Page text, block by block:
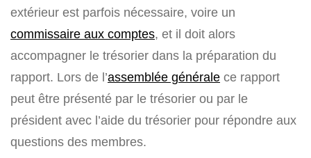
extérieur est parfois nécessaire, voire un
commissaire aux comptes, et il doit alors
accompagner le trésorier dans la préparation du
rapport. Lors de l’assemblée générale ce rapport
peut être présenté par le trésorier ou par le
président avec l’aide du trésorier pour répondre aux
questions des membres.